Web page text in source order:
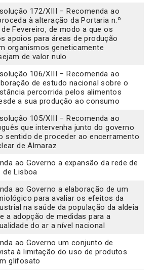
172/XIII – Recomenda ao
à alteração da Portaria n.º
Fevereiro, de modo a que os
apoios para áreas de produção
organismos geneticamente
de valor nulo
106/XIII – Recomenda ao
de estudo nacional sobre o
percorrida pelos alimentos
a sua produção ao consumo
105/XIII – Recomenda ao
que intervenha junto do governo
sentido de proceder ao encerramento
de Almaraz
ao Governo a expansão da rede de
de Lisboa
ao Governo a elaboração de um
para avaliar os efeitos da
na saúde da população da aldeia
a adopção de medidas para a
do ar a nível nacional
ao Governo um conjunto de
à limitação do uso de produtos
glifosato